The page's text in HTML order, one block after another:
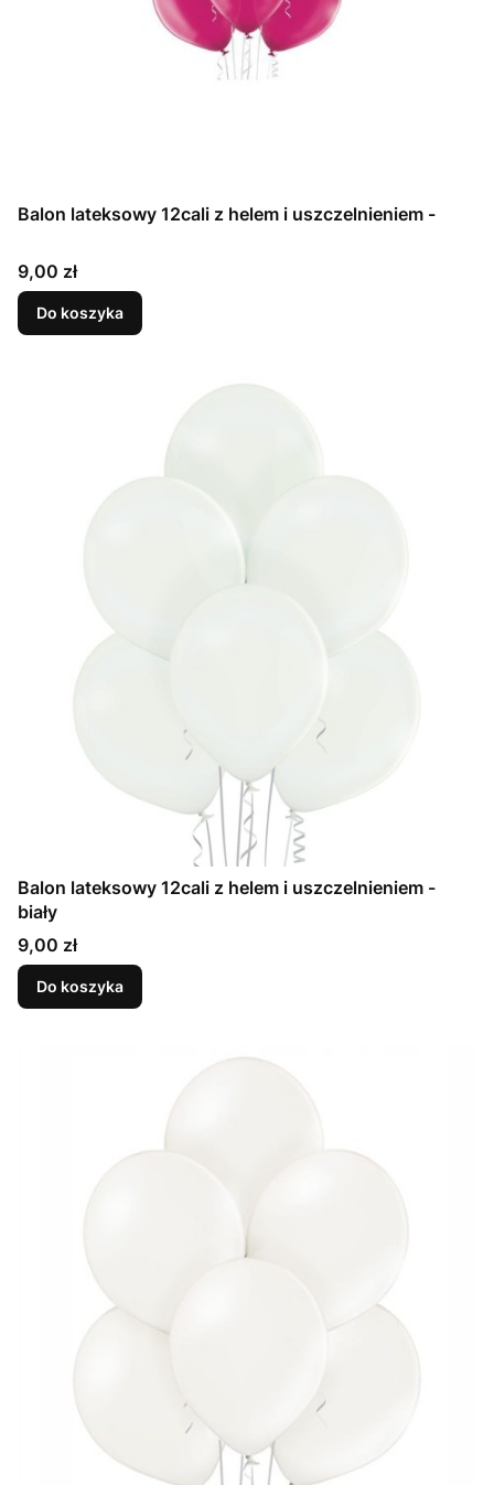
Balon lateksowy 12cali z helem i uszczelnieniem -
Cena
9,00 zł
Do koszyka
Balon lateksowy 12cali z helem i uszczelnieniem -
biały
Cena
9,00 zł
Do koszyka